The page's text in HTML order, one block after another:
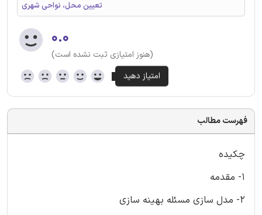
تعیین محل، نواحی شهری
۰.۰
(هنوز امتیازی ثبت نشده است)
فهرست مطالب
چکیده
1- مقدمه
2- مدل سازی مسئله بهینه سازی